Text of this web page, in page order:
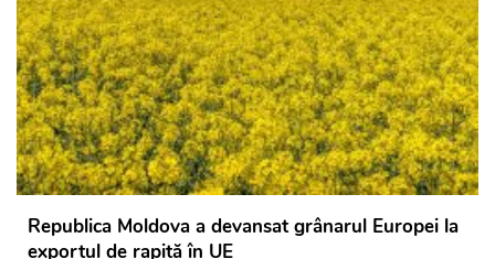
Republica Moldova a devansat grânarul Europei la
exportul de rapiță în UE